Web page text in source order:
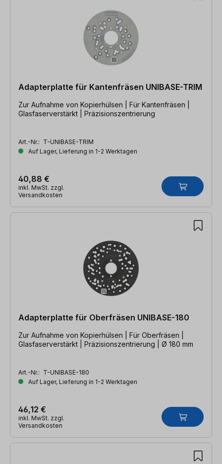
Adapterplatte für Kantenfräsen UNIBASE-TRIM
Zur Aufnahme von Kopierhülsen | Für Kantenfräsen |
Glasfaserverstärkt | Präzisionszentrierung
Art.-Nr.: T-UNIBASE-TRIM
Auf Lager, Lieferung in 1-2 Werktagen
40,88 €
inkl. MwSt. zzgl.
Versandkosten
Adapterplatte für Oberfräsen UNIBASE-180
Zur Aufnahme von Kopierhülsen | Für Oberfräsen |
Glasfaserverstärkt | Präzisionszentrierung | Ø 180 mm
Art.-Nr.: T-UNIBASE-180
Auf Lager, Lieferung in 1-2 Werktagen
46,12 €
inkl. MwSt. zzgl.
Versandkosten